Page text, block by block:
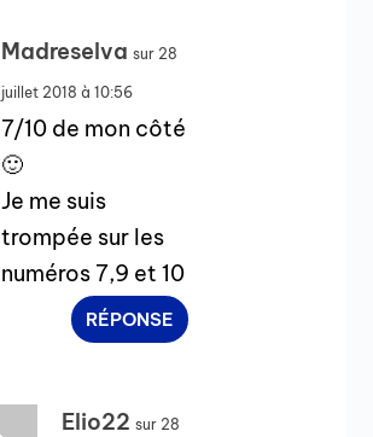
Madreselva sur 28
juillet 2018 à 10:56
7/10 de mon côté
🙂
Je me suis
trompée sur les
numéros 7,9 et 10
RÉPONSE
Elio22 sur 28